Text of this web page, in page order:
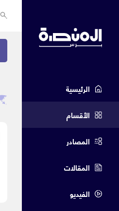
الرئيسية
الأقسام
المصادر
المقالات
الفيديو